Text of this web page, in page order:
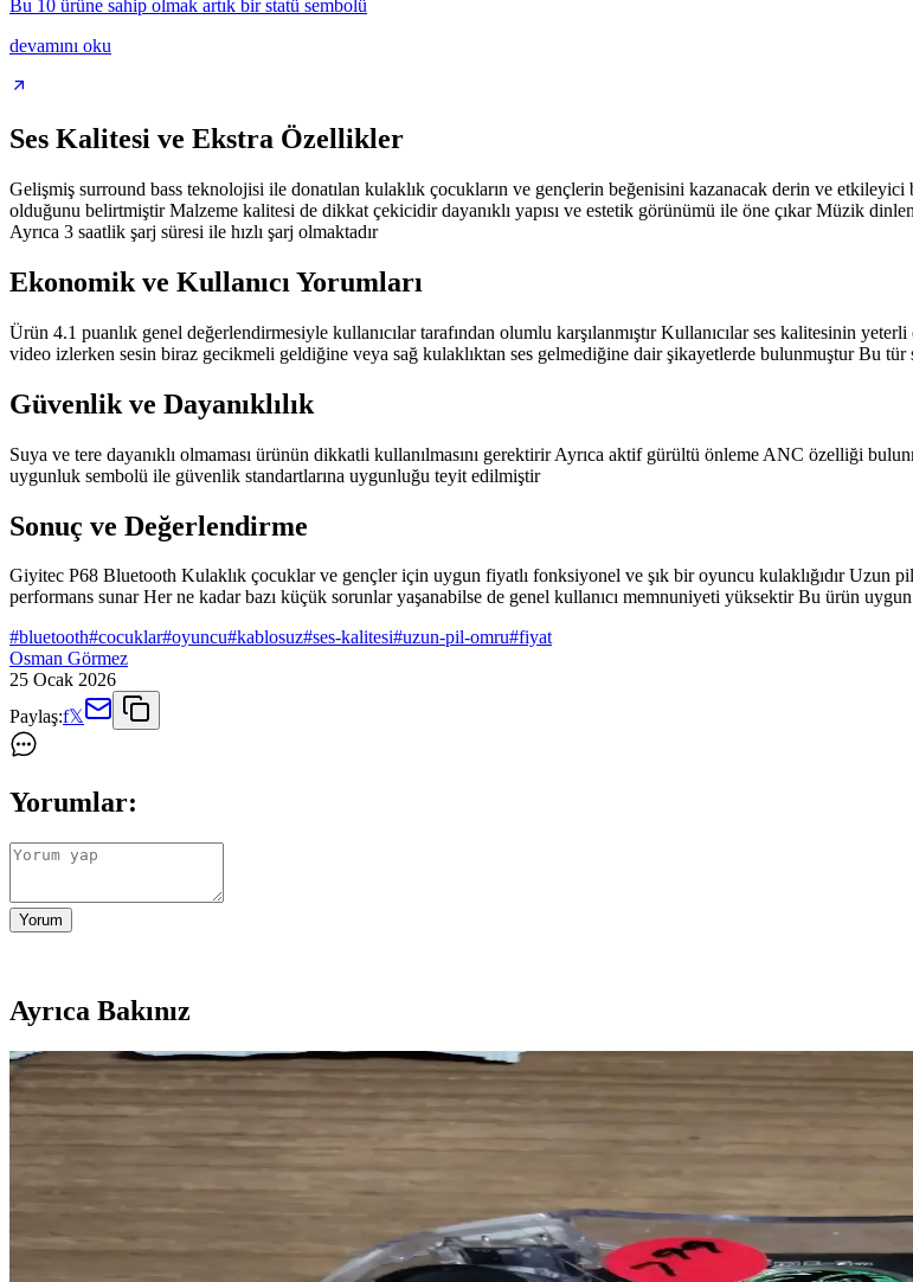
Bu 10 ürüne sahip olmak artık bir statü sembolü
devamını oku
Ses Kalitesi ve Ekstra Özellikler
Gelişmiş surround bass teknolojisi ile donatılan kulaklık çocukların ve gençlerin beğenisini kazanacak derin ve
olduğunu belirtmiştir Malzeme kalitesi de dikkat çekicidir dayanıklı yapısı ve estetik görünümü ile öne çıkar Müzik
Ayrıca 3 saatlik şarj süresi ile hızlı şarj olmaktadır
Ekonomik ve Kullanıcı Yorumları
Ürün 4.1 puanlık genel değerlendirmesiyle kullanıcılar tarafından olumlu karşılanmıştır Kullanıcılar ses kalitesinin
video izlerken sesin biraz gecikmeli geldiğine veya sağ kulaklıktan ses gelmediğine dair şikayetlerde bulunmuştur Bu
Güvenlik ve Dayanıklılık
Suya ve tere dayanıklı olmaması ürünün dikkatli kullanılmasını gerektirir Ayrıca aktif gürültü önleme ANC özelliği
uygunluk sembolü ile güvenlik standartlarına uygunluğu teyit edilmiştir
Sonuç ve Değerlendirme
Giyitec P68 Bluetooth Kulaklık çocuklar ve gençler için uygun fiyatlı fonksiyonel ve şık bir oyuncu kulaklığıdır Uzun
performans sunar Her ne kadar bazı küçük sorunlar yaşanabilse de genel kullanıcı memnuniyeti yüksektir Bu ürün
#bluetooth#cocuklar#oyuncu#kablosuz#ses-kalitesi#uzun-pil-omru#fiyat
Osman Görmez
25 Ocak 2026
Paylaş:f𝕏
Yorumlar:
Yorum
Ayrıca Bakınız
FreeBuds SE ve Galaxy Buds FE Karşılaştırması: Uygun Fiyatlı Kablosuz Kulaklık
Huawei FreeBuds SE ve Samsung Galaxy Buds FE modellerinin tasarım, ses, pil ve ek özelliklerini karşılaştırarak bilinçli
Taotronics SoundSurge 85 Kablosuz Kulaklık Özellikleri ve Kullanım Avantajları
Günümüzde kablosuz kulaklıklar, teknolojinin gelişmesiyle iletişim ve eğlence alanında öne çıkıyor. Taotronics
Anker Kablosuz Kulaklıklar ve Uzun Pil Ömrü ile Günlük Kullanım Kolaylığı